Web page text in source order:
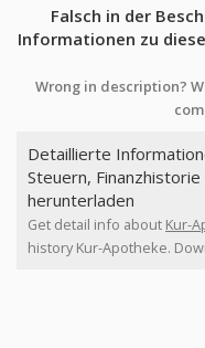
Falsch in der
Informationen zu
Wrong in description?
Detaillierte
Steuern,
herunterladen
Get detail info about Kur-
history Kur-Apotheke.